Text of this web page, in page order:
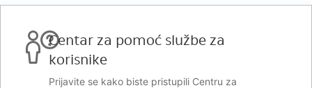
Centar za pomoć službe za
korisnike
Prijavite se kako biste pristupili Centru za